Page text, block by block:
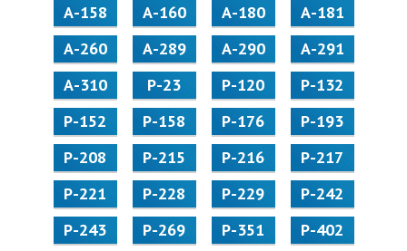
А-158
А-160 А-180
А-181
А-260
А-289 А-290
А-291
А-310
Р-23 Р-120
Р-132
Р-152
Р-158 Р-176
Р-193
Р-208
Р-215 Р-216
Р-217
Р-221
Р-228 Р-229
Р-242
Р-243
Р-269 Р-351
Р-402